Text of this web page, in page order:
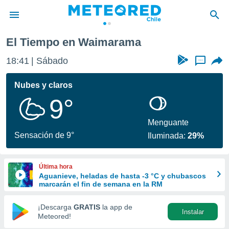
de
por
se
calidad.
a este
las
y
forma
digital
basada
El Tiempo en Waimarama
18:41 Sábado ...
Nubes y claros
9°
Sensación de 9°
Menguante
Iluminada:29%
Última hora
Aguanieve, heladas de hasta -3 °C y chubascos
marcarán el fin de semana en la RM
¡Descarga GRATIS la app de
Meteored!
Instalar